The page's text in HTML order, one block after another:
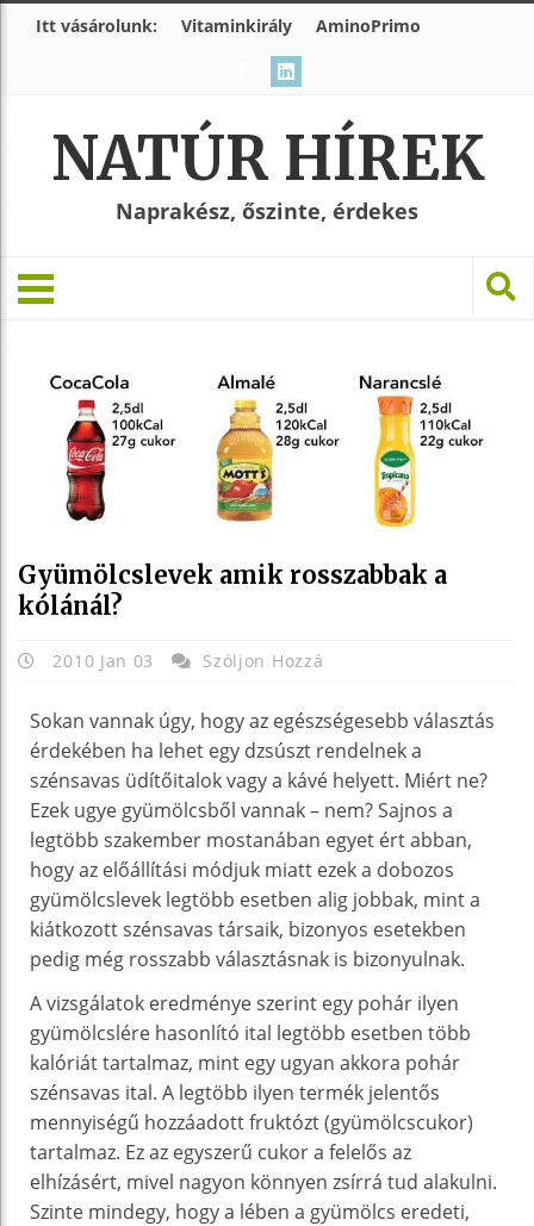
Itt vásárolunk: Vitaminkirály AminoPrimo
NATÚR HÍREK
Naprakész, őszinte, érdekes
Gyümölcslevek amik rosszabbak a
kólánál?
2010 Jan 03 Szóljon Hozzá
Sokan vannak úgy, hogy az egészségesebb választás
érdekében ha lehet egy dzsúszt rendelnek a
szénsavas üdítőitalok vagy a kávé helyett. Miért ne?
Ezek ugye gyümölcsből vannak – nem? Sajnos a
legtöbb szakember mostanában egyet ért abban,
hogy az előállítási módjuk miatt ezek a dobozos
gyümölcslevek legtöbb esetben alig jobbak, mint a
kiátkozott szénsavas társaik, bizonyos esetekben
pedig még rosszabb választásnak is bizonyulnak.
A vizsgálatok eredménye szerint egy pohár ilyen
gyümölcslére hasonlító ital legtöbb esetben több
kalóriát tartalmaz, mint egy ugyan akkora pohár
szénsavas ital. A legtöbb ilyen termék jelentős
mennyiségű hozzáadott fruktózt (gyümölcscukor)
tartalmaz. Ez az egyszerű cukor a felelős az
elhízásért, mivel nagyon könnyen zsírrá tud alakulni.
Szinte mindegy, hogy a lében a gyümölcs eredeti,